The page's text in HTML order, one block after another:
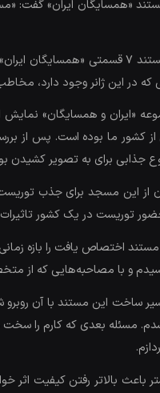
مستند «همسایگان ایران»
نازنین گودرزی کارگردان اپیزود
که در این ژانر وجود
و همسایگان» نمایش
کشور ما بوده است. پس از
برای به تصویر کشیدن
از این مسجد برای جذب
توریست در یک کشور تاثیرات
اختصاص یافت را بازه
و با مصاحبه‌هایی که از
ساخت این مستند با آن
مسئله بعدی که کارم را
باعث بالاتر رفتن کیفیت